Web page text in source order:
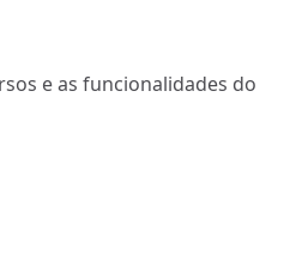
e as funcionalidades do